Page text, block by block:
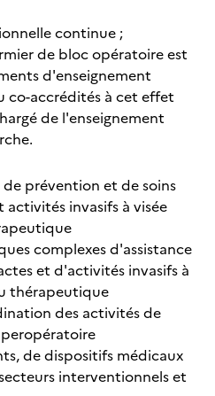
continue ;
de bloc opératoire est
d'enseignement
co-accrédités à cet effet
de l'enseignement
prévention et de soins
activités invasifs à visée
complexes d'assistance
et d'activités invasifs à
thérapeutique
des activités de
peropératoire
de dispositifs médicaux
interventionnels et